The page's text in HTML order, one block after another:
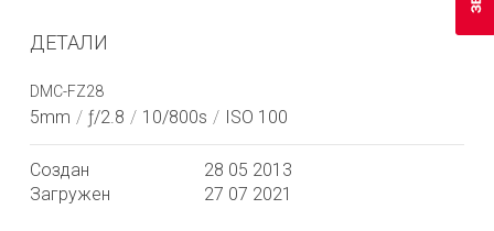
ДЕТАЛИ
DMC-FZ28
5mm / ƒ/2.8 / 10/800s / ISO 100
Создан
28 05 2013
Загружен
27 07 2021